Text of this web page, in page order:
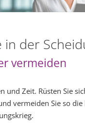
in der
vermeiden
und Zeit. Rüsten Sie
vermeiden Sie so die